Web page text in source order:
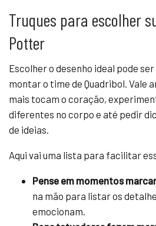
Truques para escolher
Potter
Escolher o desenho ideal pode
montar o time de Quadribol. Vale
mais tocam o coração,
diferentes no corpo e até pedir
de ideias.
Aqui vai uma lista para facilitar
Pense em momentos
na mão para listar os
emocionam.